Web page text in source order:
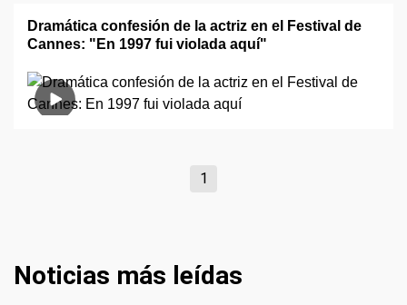
Dramática confesión de la actriz en el Festival de
Cannes: "En 1997 fui violada aquí"
1
Noticias más leídas